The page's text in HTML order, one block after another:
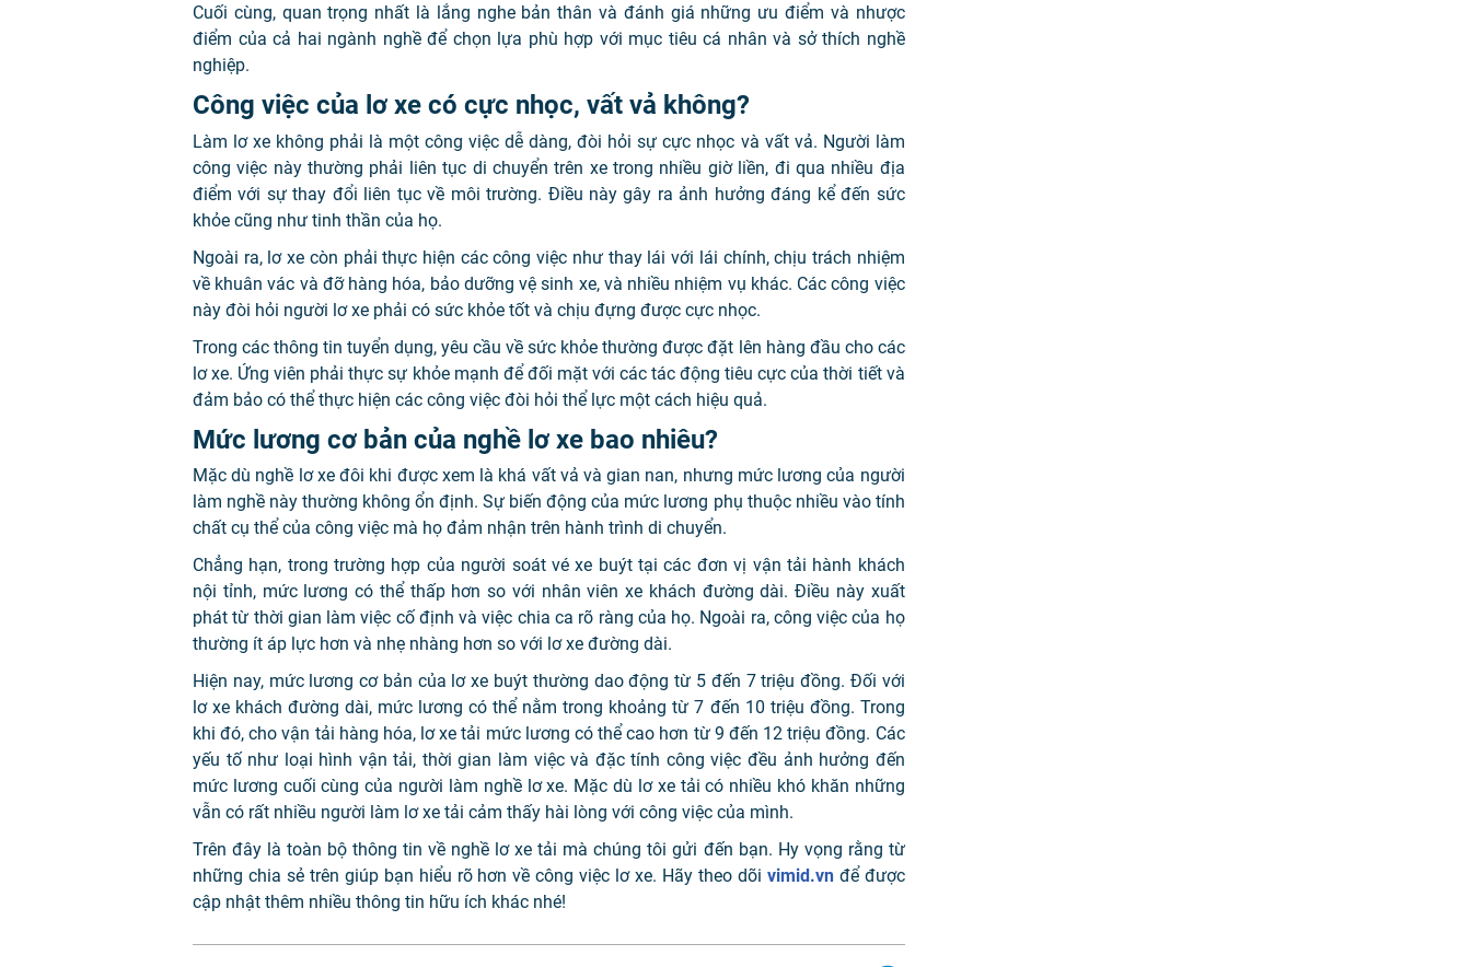
Cuối cùng, quan trọng nhất là lắng nghe bản thân và đánh giá những ưu điểm và nhược
điểm của cả hai ngành nghề để chọn lựa phù hợp với mục tiêu cá nhân và sở thích nghề
nghiệp.
Công việc của lơ xe có cực nhọc, vất vả không?
Làm lơ xe không phải là một công việc dễ dàng, đòi hỏi sự cực nhọc và vất vả. Người làm
công việc này thường phải liên tục di chuyển trên xe trong nhiều giờ liền, đi qua nhiều địa
điểm với sự thay đổi liên tục về môi trường. Điều này gây ra ảnh hưởng đáng kể đến sức
khỏe cũng như tinh thần của họ.
Ngoài ra, lơ xe còn phải thực hiện các công việc như thay lái với lái chính, chịu trách nhiệm
về khuân vác và đỡ hàng hóa, bảo dưỡng vệ sinh xe, và nhiều nhiệm vụ khác. Các công việc
này đòi hỏi người lơ xe phải có sức khỏe tốt và chịu đựng được cực nhọc.
Trong các thông tin tuyển dụng, yêu cầu về sức khỏe thường được đặt lên hàng đầu cho các
lơ xe. Ứng viên phải thực sự khỏe mạnh để đối mặt với các tác động tiêu cực của thời tiết và
đảm bảo có thể thực hiện các công việc đòi hỏi thể lực một cách hiệu quả.
Mức lương cơ bản của nghề lơ xe bao nhiêu?
Mặc dù nghề lơ xe đôi khi được xem là khá vất vả và gian nan, nhưng mức lương của người
làm nghề này thường không ổn định. Sự biến động của mức lương phụ thuộc nhiều vào tính
chất cụ thể của công việc mà họ đảm nhận trên hành trình di chuyển.
Chẳng hạn, trong trường hợp của người soát vé xe buýt tại các đơn vị vận tải hành khách
nội tỉnh, mức lương có thể thấp hơn so với nhân viên xe khách đường dài. Điều này xuất
phát từ thời gian làm việc cố định và việc chia ca rõ ràng của họ. Ngoài ra, công việc của họ
thường ít áp lực hơn và nhẹ nhàng hơn so với lơ xe đường dài.
Hiện nay, mức lương cơ bản của lơ xe buýt thường dao động từ 5 đến 7 triệu đồng. Đối với
lơ xe khách đường dài, mức lương có thể nằm trong khoảng từ 7 đến 10 triệu đồng. Trong
khi đó, cho vận tải hàng hóa, lơ xe tải mức lương có thể cao hơn từ 9 đến 12 triệu đồng. Các
yếu tố như loại hình vận tải, thời gian làm việc và đặc tính công việc đều ảnh hưởng đến
mức lương cuối cùng của người làm nghề lơ xe. Mặc dù lơ xe tải có nhiều khó khăn những
vẫn có rất nhiều người làm lơ xe tải cảm thấy hài lòng với công việc của mình.
Trên đây là toàn bộ thông tin về nghề lơ xe tải mà chúng tôi gửi đến bạn. Hy vọng rằng từ
những chia sẻ trên giúp bạn hiểu rõ hơn về công việc lơ xe. Hãy theo dõi vimid.vnđể được
cập nhật thêm nhiều thông tin hữu ích khác nhé!